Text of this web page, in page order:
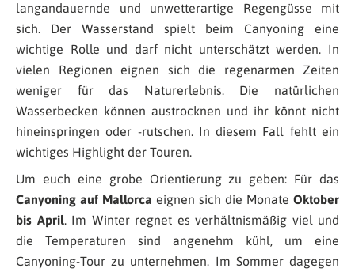
langandauernde und unwetterartige Regengüsse mit
sich. Der Wasserstand spielt beim Canyoning eine
wichtige Rolle und darf nicht unterschätzt werden. In
vielen Regionen eignen sich die regenarmen Zeiten
weniger für das Naturerlebnis. Die natürlichen
Wasserbecken können austrocknen und ihr könnt nicht
hineinspringen oder -rutschen. In diesem Fall fehlt ein
wichtiges Highlight der Touren.
Um euch eine grobe Orientierung zu geben: Für das
Canyoning auf Mallorca eignen sich die Monate Oktober
bis April. Im Winter regnet es verhältnismäßig viel und
die Temperaturen sind angenehm kühl, um eine
Canyoning-Tour zu unternehmen. Im Sommer dagegen